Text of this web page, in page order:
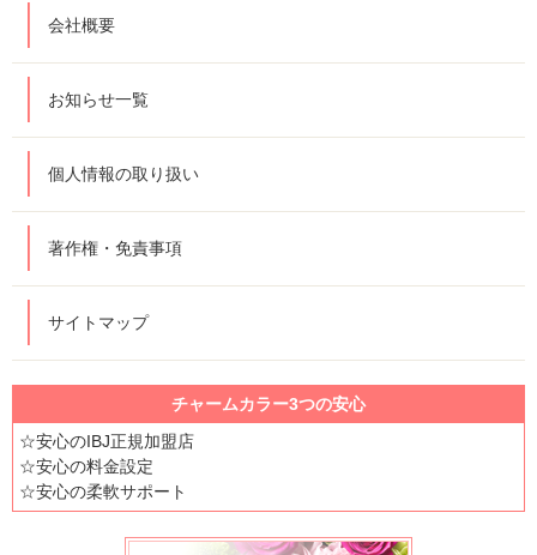
会社概要
お知らせ一覧
個人情報の取り扱い
著作権・免責事項
サイトマップ
チャームカラー3つの安心
☆安心のIBJ正規加盟店
☆安心の料金設定
☆安心の柔軟サポート